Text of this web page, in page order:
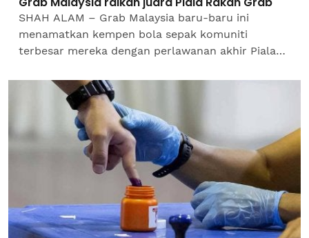
SHAH ALAM – Grab Malaysia baru-baru ini
menamatkan kempen bola sepak komuniti
terbesar mereka dengan perlawanan akhir Piala
bersempena Festival Rakan...